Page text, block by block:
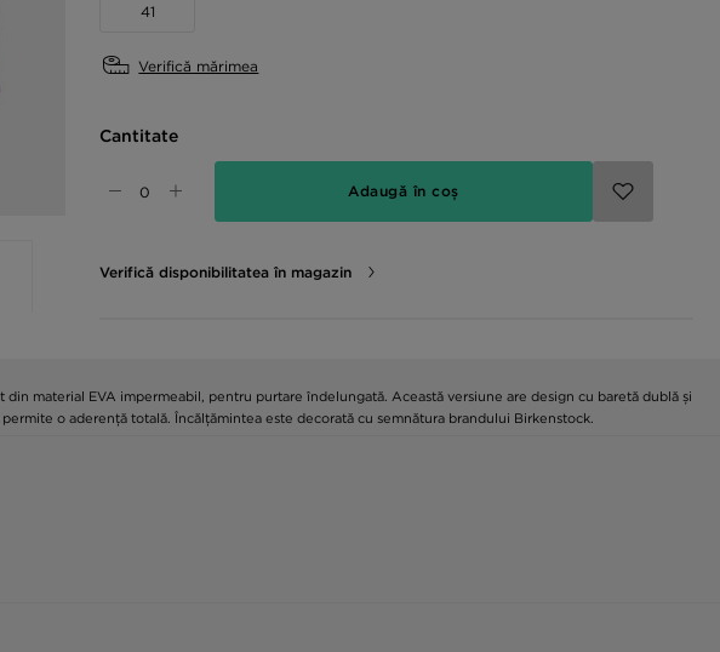
41
Verifică mărimea
Cantitate
Adaugă în coș
Verifică disponibilitatea în magazin
material EVA impermeabil, pentru purtare îndelungată. Această versiune are design cu baretă dublă și
o aderență totală. Încălțămintea este decorată cu semnătura brandului Birkenstock.